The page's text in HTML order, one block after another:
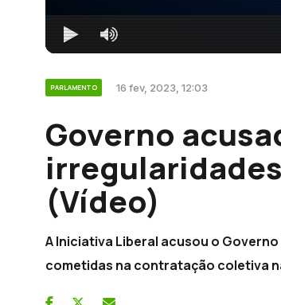
PARLAMENTO 16 fev, 2023, 12:03
Governo
(Vídeo)
A Iniciativa Liberal acusou o
cometidas na contratação coletiva